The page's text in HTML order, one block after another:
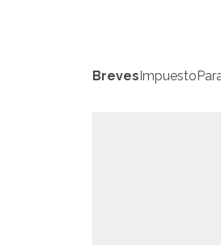
BrevesImpuesto